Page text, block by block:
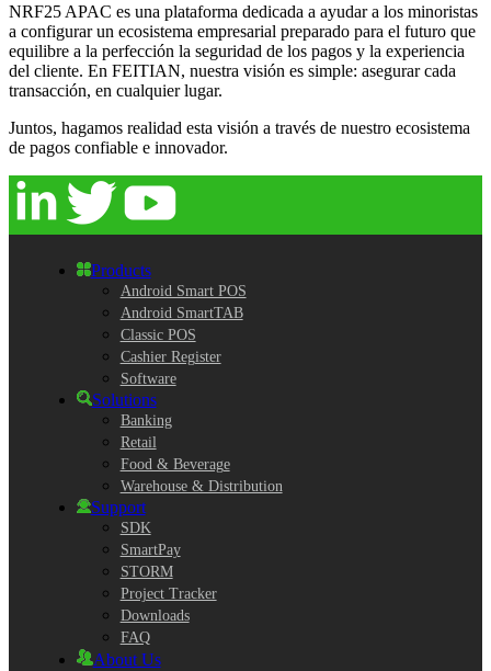
NRF25 APAC es una plataforma dedicada a ayudar a los minoristas
a configurar un ecosistema empresarial preparado para el futuro que
equilibre a la perfección la seguridad de los pagos y la experiencia
del cliente. En FEITIAN, nuestra visión es simple: asegurar cada
transacción, en cualquier lugar.
Juntos, hagamos realidad esta visión a través de nuestro ecosistema
de pagos confiable e innovador.
Products
Android Smart POS
Android SmartTAB
Classic POS
Cashier Register
Software
Solutions
Banking
Retail
Food & Beverage
Warehouse & Distribution
Support
SDK
SmartPay
STORM
Project Tracker
Downloads
FAQ
About Us